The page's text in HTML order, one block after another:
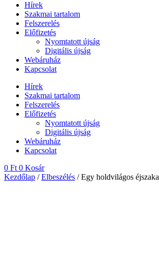
Hírek
Szakmai tartalom
Felszerelés
Előfizetés
Nyomtatott újság
Digitális újság
Webáruház
Kapcsolat
Hírek
Szakmai tartalom
Felszerelés
Előfizetés
Nyomtatott újság
Digitális újság
Webáruház
Kapcsolat
0 Ft 0 Kosár
Kezdőlap /Elbeszélés / Egy holdvilágos éjszaka